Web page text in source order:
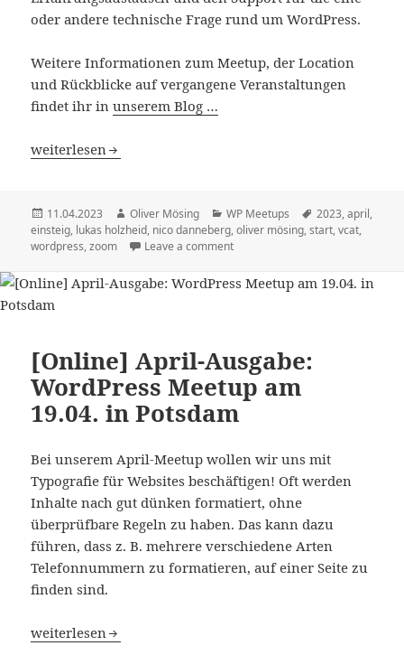
oder andere technische Frage rund um WordPress.
Weitere Informationen zum Meetup, der Location
und Rückblicke auf vergangene Veranstaltungen
findet ihr inunserem Blog …
April-Ausgabe: „Einstieg in WordPress“ am 17.04.2023
weiterlesen
Veröffentlicht
am
11.04.2023 Autor
Oliver Mösing Kategorien
WP Meetups Schlagwörter
2023,april,
einsteig, lukas holzheid, nico danneberg,oliver mösing,start,vcat,
wordpress,zoom Leave a comment
[Online] April-Ausgabe:
WordPress Meetup am
19.04. in Potsdam
Bei unserem April-Meetup wollen wir uns mit
Typografie für Websites beschäftigen! Oft werden
Inhalte nach gut dünken formatiert, ohne
überprüfbare Regeln zu haben. Das kann dazu
führen, dass z. B. mehrere verschiedene Arten
Telefonnummern zu formatieren, auf einer Seite zu
finden sind.
[Online] April-Ausgabe: WordPress Meetup am 19.04. in
weiterlesen